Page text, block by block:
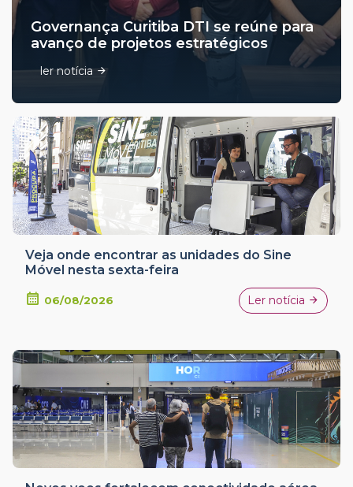
Governança Curitiba DTI se reúne para
avanço de projetos estratégicos
ler notícia
Veja onde encontrar as unidades do Sine
Móvel nesta sexta-feira
06/08/2026 Ler notícia